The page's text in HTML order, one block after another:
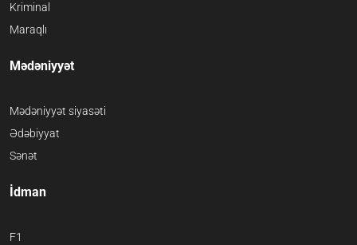
Kriminal
Maraqlı
Mədəniyyət
Mədəniyyət siyasəti
Ədəbiyyat
Sənət
İdman
F1